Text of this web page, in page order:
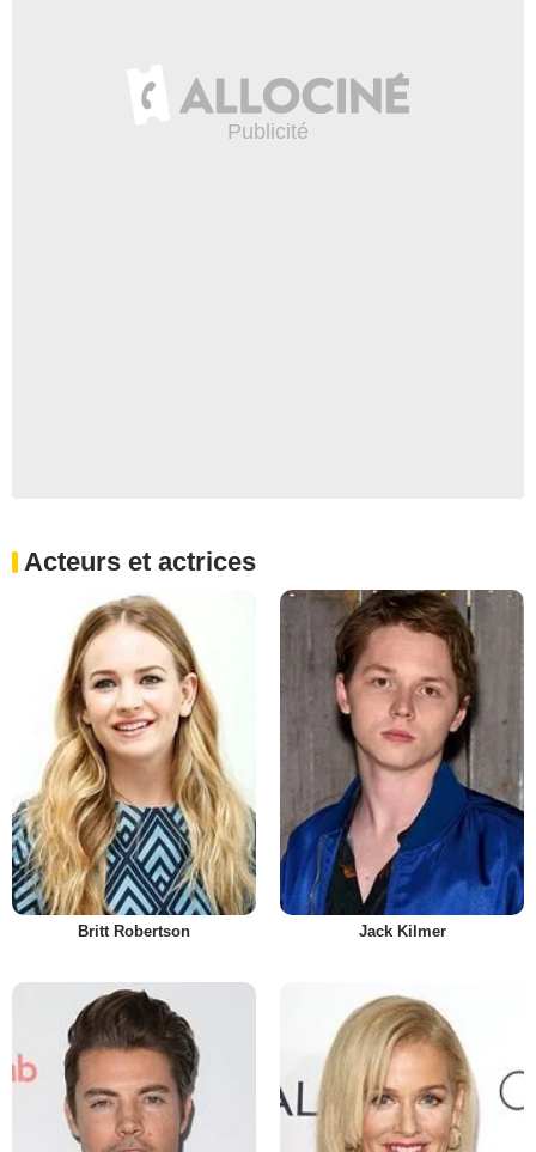
Acteurs et actrices
Britt Robertson Jack Kilmer